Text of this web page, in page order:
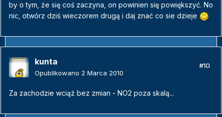
by o tym, że się coś zaczyna, on powinien się powiększyć. No
nic, otwórz dziś wieczorem drugą i daj znać co sie dzieje
kunta
Opublikowano 2 Marca 2010
#10
Za zachodzie wciąż bez zmian - NO2 poza skalą...